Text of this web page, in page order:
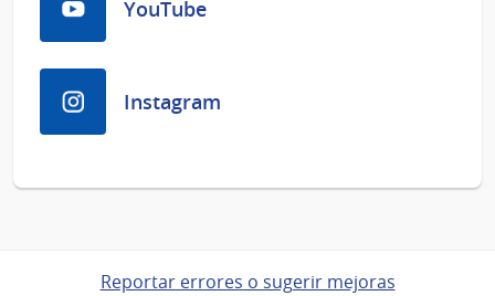
YouTube
Instagram
Reportar errores o sugerir mejoras